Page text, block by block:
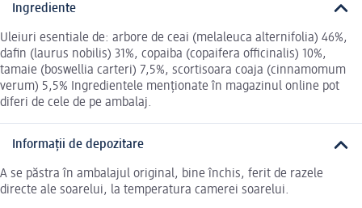
Ingrediente
Uleiuri esentiale de: arbore de ceai (melaleuca alternifolia) 46%,
dafin (laurus nobilis) 31%, copaiba (copaifera officinalis) 10%,
tamaie (boswellia carteri) 7,5%, scortisoara coaja (cinnamomum
verum) 5,5% Ingredientele menționate în magazinul online pot
diferi de cele de pe ambalaj.
Informații de depozitare
A se păstra în ambalajul original, bine închis, ferit de razele
directe ale soarelui, la temperatura camerei soarelui.